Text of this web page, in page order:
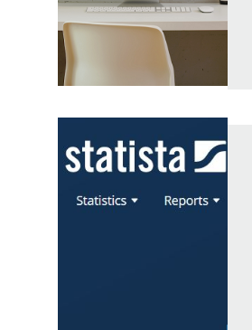
Findura Imre-
Közérdekű adatok
Online